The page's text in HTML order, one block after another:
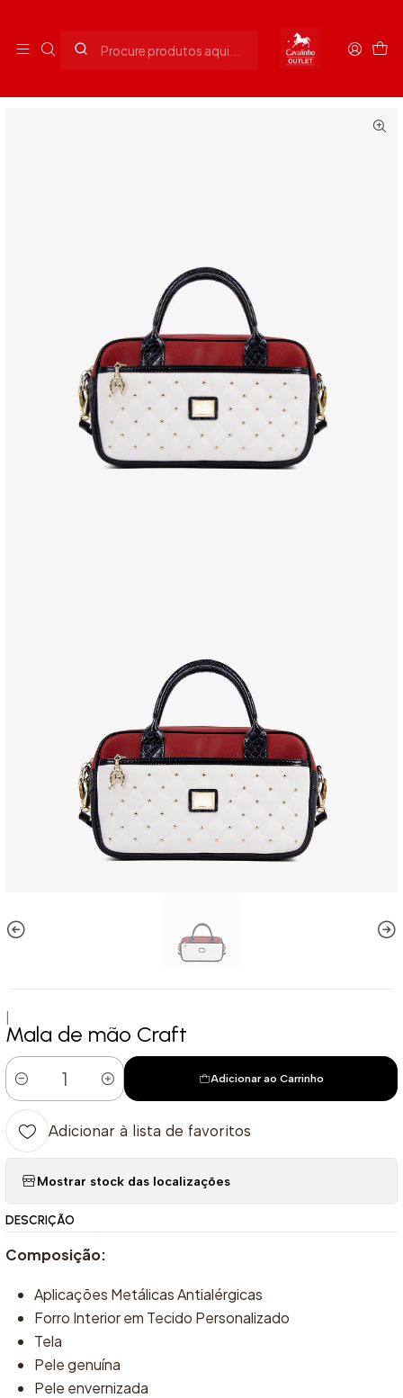
Início Senhora Malas Senhora Mala de mão Craft
Mala de mão Craft
Quantidade
Adicionar ao Carrinho
Adicionar à lista de favoritos
Mostrar stock das localizações
DESCRIÇÃO
Composição:
Aplicações Metálicas Antialérgicas
Forro Interior em Tecido Personalizado
Tela
Pele genuína
Pele envernizada